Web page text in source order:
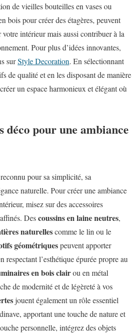
de vieilles bouteilles en vases ou
bois pour créer des étagères, peuvent
intérieur mais aussi contribuer à la
Pour plus d’idées innovantes,
surStyle Decoration. En sélectionnant
de qualité et en les disposant de manière
un espace harmonieux et élégant où
déco pour une ambiance
pour sa simplicité, sa
naturelle. Pour créer une ambiance
misez sur des accessoires
Descoussins en laine neutres,
naturellescomme le lin ou le
géométriquespeuvent apporter
respectant l’esthétique épurée propre au
en bois clairou en métal
de modernité et de légèreté à vos
jouent également un rôle essentiel
apportant une touche de nature et
personnelle, intégrez des objets